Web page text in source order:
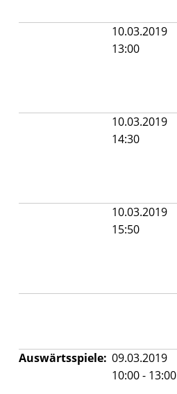
10.03.2019
13:00
10.03.2019
14:30
10.03.2019
15:50
Auswärtsspiele: 09.03.2019
10:00 - 13:00